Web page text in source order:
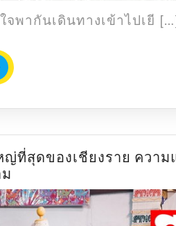
พากันเดินทางเข้าไปเยี
อ่าน
ต่อ
ที่สุดของเชียงราย ความ
เที่ยว
บ้าน